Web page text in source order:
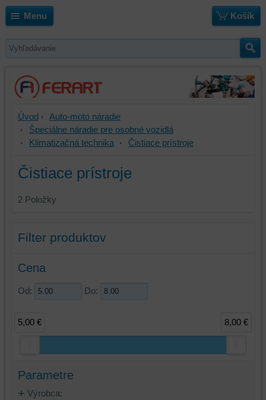
Menu Košík
Úvod
Auto-moto náradie
Špeciálne náradie pre osobné vozidlá
Klimatizačná technika
Čistiace prístroje
Čistiace prístroje
2 Položky
Filter produktov
Cena
Od: Do:
5,00 € 8,00 €
Parametre
Výrobca: